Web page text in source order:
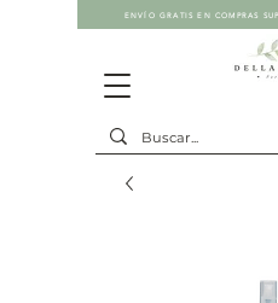
ENVÍO GRATIS EN COMPRAS